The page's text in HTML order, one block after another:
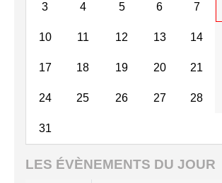
3 4 5 6 7
10 11 12 13 14
17 18 19 20 21
24 25 26 27 28
31
LES ÉVÈNEMENTS DU JOUR